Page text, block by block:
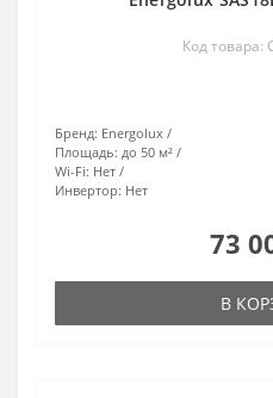
Код товара:
Бренд: Energolux
Площадь: до 50 м²
Wi-Fi: Нет
Инвертор: Нет
73
В